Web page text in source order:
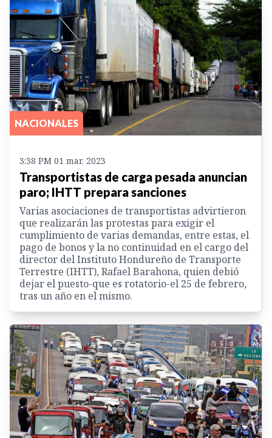
NACIONALES
3:38 PM 01 mar. 2023
Transportistas de carga pesada anuncian
paro; IHTT prepara sanciones
Varias asociaciones de transportistas advirtieron
que realizarán las protestas para exigir el
cumplimiento de varias demandas, entre estas, el
pago de bonos y la no continuidad en el cargo del
director del Instituto Hondureño de Transporte
Terrestre (IHTT), Rafael Barahona, quien debió
dejar el puesto-que es rotatorio-el 25 de febrero,
tras un año en el mismo.